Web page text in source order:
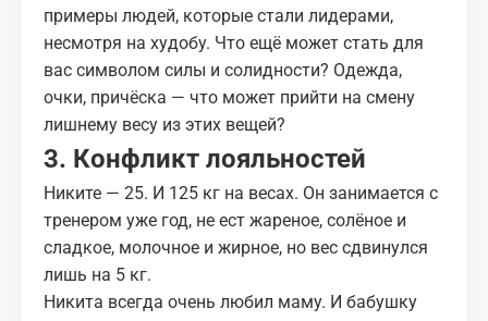
примеры людей, которые стали лидерами,
несмотря на худобу. Что ещё может стать для
вас символом силы и солидности? Одежда,
очки, причёска — что может прийти на смену
лишнему весу из этих вещей?
3. Конфликт лояльностей
Никите — 25. И 125 кг на весах. Он занимается с
тренером уже год, не ест жареное, солёное и
сладкое, молочное и жирное, но вес сдвинулся
лишь на 5 кг.
Никита всегда очень любил маму. И бабушку